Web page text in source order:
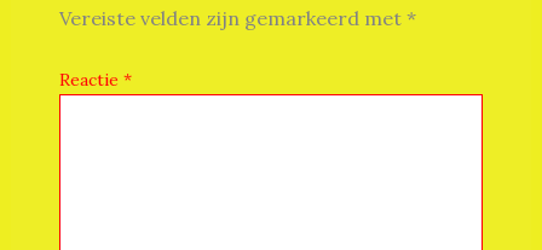
Vereiste velden zijn gemarkeerd met *
Reactie *